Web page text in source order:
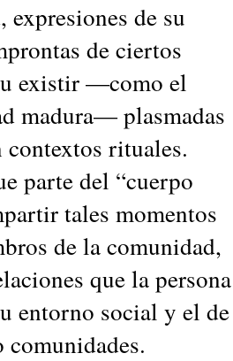
de su
de ciertos
existir —como el
madura— plasmadas
contextos rituales.
parte del “cuerpo
tales momentos
de la comunidad,
que la persona
entorno social y el de